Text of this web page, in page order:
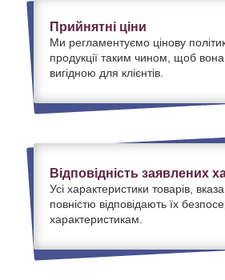
Прийнятні ціни
Ми регламентуємо цінову
продукції таким чином, щоб
вигідною для клієнтів.
Відповідність заявлених
Усі характеристики товарів,
повністю відповідають їх
характеристикам.